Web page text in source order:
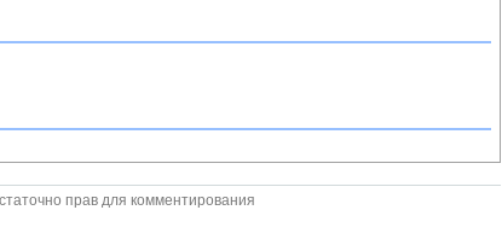
прав для комментирования